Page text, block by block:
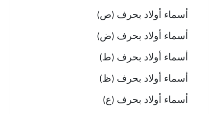
أسماء أولاد بحرف (ص)
أسماء أولاد بحرف (ض)
أسماء أولاد بحرف (ط)
أسماء أولاد بحرف (ظ)
أسماء أولاد بحرف (ع)